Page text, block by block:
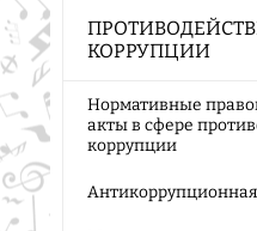
КОРРУПЦИИ
Нормативные
акты в сфере
коррупции